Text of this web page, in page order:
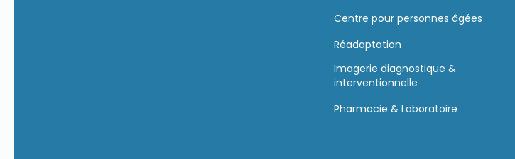
Centre pour personnes âgées
Réadaptation
Imagerie diagnostique &
interventionnelle
Pharmacie & Laboratoire